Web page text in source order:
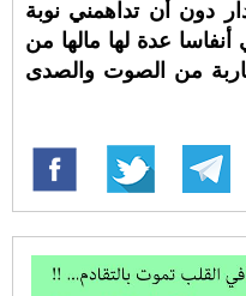
دون أن تداهمني نوبة
عدة لها مالها من
من الصوت والصدى